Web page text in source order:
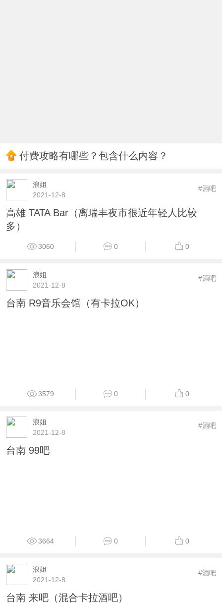
付费攻略有哪些？包含什么内容？
浪姐
2021-12-8
#酒吧
高雄 TATA Bar（离瑞丰夜市很近年轻人比较
多）
3060 0 0
浪姐
2021-12-8
#酒吧
台南 R9音乐会馆（有卡拉OK）
3579 0 0
浪姐
2021-12-8
#酒吧
台南 99吧
3664 0 0
浪姐
2021-12-8
#酒吧
台南 来吧（混合卡拉酒吧）